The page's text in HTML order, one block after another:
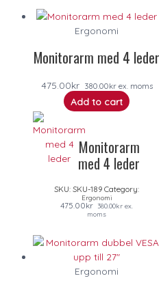
Ergonomi
Monitorarm med 4 leder
475.00kr 380.00krex. moms
Add to cart
Monitorarm
med 4 leder
SKU: SKU-189 Category:
Ergonomi
475.00kr 380.00kr ex.
moms
Ergonomi